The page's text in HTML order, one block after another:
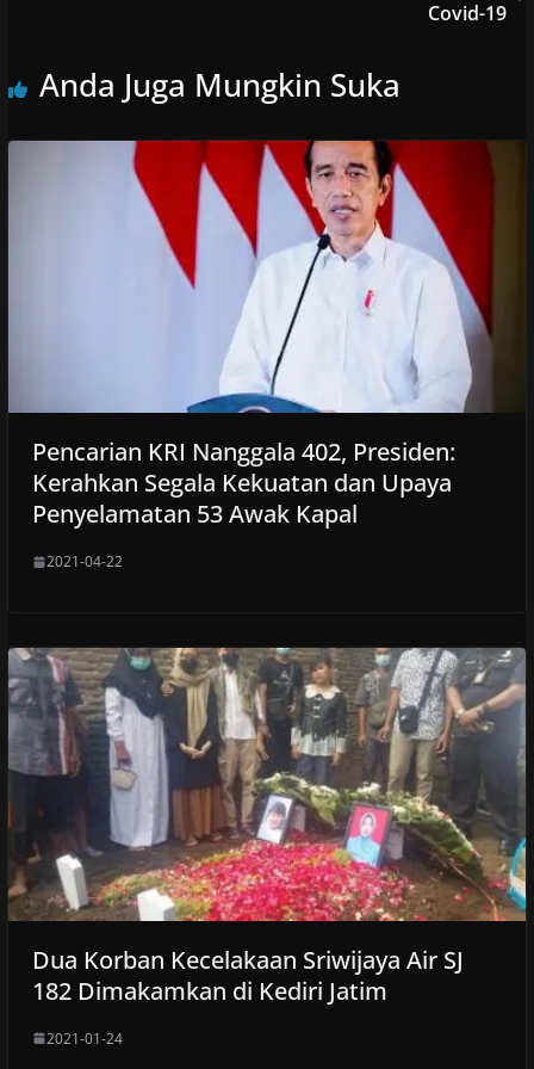
Covid-19
Anda Juga Mungkin Suka
Pencarian KRI Nanggala 402, Presiden:
Kerahkan Segala Kekuatan dan Upaya
Penyelamatan 53 Awak Kapal
2021-04-22
Dua Korban Kecelakaan Sriwijaya Air SJ
182 Dimakamkan di Kediri Jatim
2021-01-24